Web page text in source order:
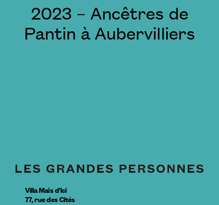
2023 – Ancêtres de
Pantin à Aubervilliers
Villa Mais d’Ici
77, rue des Cités